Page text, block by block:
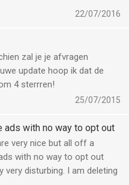
official Web page:
Tales USA LLC is een
met iOS versie 8.0 of
met leeftijden vanaf
zonder hulpmiddelen
25 ronden lange race te
en wat mij betreft is het wel
voor de volledige versie
ook leuk als je even aan het
doden om even een 1 ronde
22/07/2016
zal je je afvragen
update hoop ik dat de
4 sterrren!
25/07/2015
ads with no way to opt out
very nice but all off a
with no way to opt out
very disturbing. I am deleting